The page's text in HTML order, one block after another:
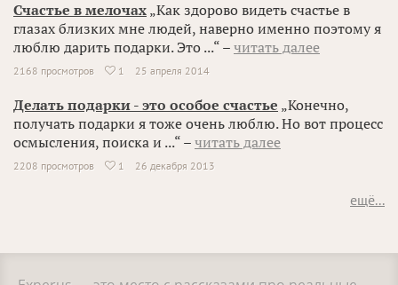
Счастье в мелочах „Как здорово видеть счастье в
глазах близких мне людей, наверно именно поэтому я
люблю дарить подарки. Это ...“ – читать далее
2168 просмотров  1 25 апреля 2014
Делать подарки - это особое счастье „Конечно,
получать подарки я тоже очень люблю. Но вот процесс
осмысления, поиска и ...“ – читать далее
2208 просмотров  1 26 декабря 2013
ещё...